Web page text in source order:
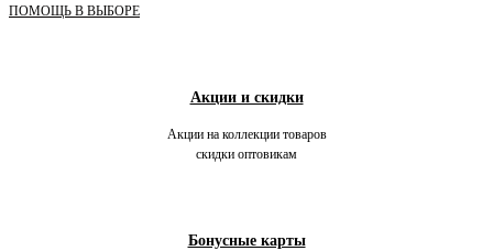
ПОМОЩЬ В ВЫБОРЕ
Акции и скидки
Акции на коллекции товаров
скидки оптовикам
Бонусные карты